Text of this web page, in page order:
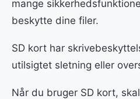
mange
beskytte dine filer.
SD kort har
utilsigtet sletning eller
Når du bruger SD kort,